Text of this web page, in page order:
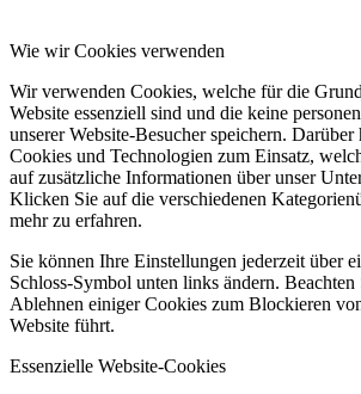
Wie wir Cookies verwenden
Wir verwenden Cookies, welche für die
Website essenziell sind und die keine
unserer Website-Besucher speichern. Darüber
Cookies und Technologien zum Einsatz,
auf zusätzliche Informationen über unser
Klicken Sie auf die verschiedenen
mehr zu erfahren.
Sie können Ihre Einstellungen jederzeit über
Schloss-Symbol unten links ändern. Beachten
Ablehnen einiger Cookies zum Blockieren
Website führt.
Essenzielle Website-Cookies